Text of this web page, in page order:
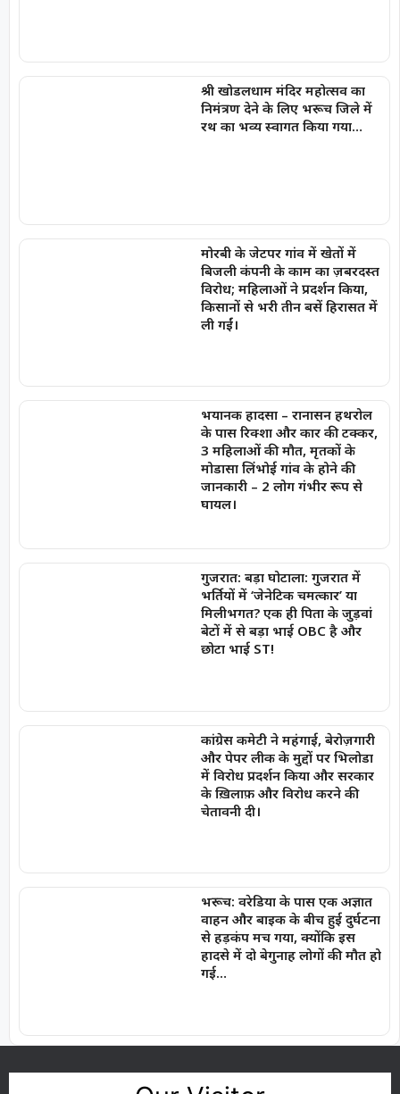
श्री खोडलधाम मंदिर महोत्सव का
निमंत्रण देने के लिए भरूच जिले में
रथ का भव्य स्वागत किया गया…
मोरबी के जेटपर गांव में खेतों में
बिजली कंपनी के काम का ज़बरदस्त
विरोध; महिलाओं ने प्रदर्शन किया,
किसानों से भरी तीन बसें हिरासत में
ली गईं।
भयानक हादसा – रानासन हथरोल
के पास रिक्शा और कार की टक्कर,
3 महिलाओं की मौत, मृतकों के
मोडासा लिंभोई गांव के होने की
जानकारी – 2 लोग गंभीर रूप से
घायल।
गुजरात: बड़ा घोटाला: गुजरात में
भर्तियों में ‘जेनेटिक चमत्कार’ या
मिलीभगत? एक ही पिता के जुड़वां
बेटों में से बड़ा भाई OBC है और
छोटा भाई ST!
कांग्रेस कमेटी ने महंगाई, बेरोज़गारी
और पेपर लीक के मुद्दों पर भिलोडा
में विरोध प्रदर्शन किया और सरकार
के ख़िलाफ़ और विरोध करने की
चेतावनी दी।
भरूच: वरेडिया के पास एक अज्ञात
वाहन और बाइक के बीच हुई दुर्घटना
से हड़कंप मच गया, क्योंकि इस
हादसे में दो बेगुनाह लोगों की मौत हो
गई…